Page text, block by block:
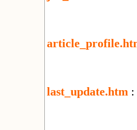
last_update.htm